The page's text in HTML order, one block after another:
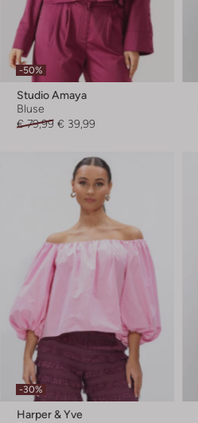
-50%
Studio Amaya
Bluse
€ 79,99 € 39,99
-30%
Harper & Yve